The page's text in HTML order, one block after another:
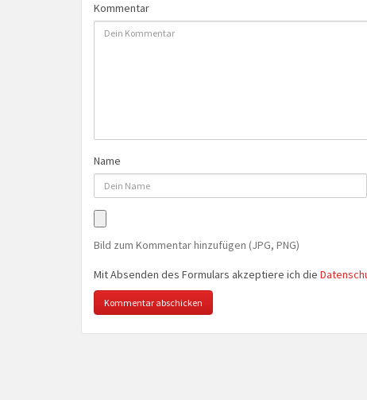
Kommentar
Name
Bild zum Kommentar hinzufügen (JPG, PNG)
Mit Absenden des Formulars akzeptiere ich die